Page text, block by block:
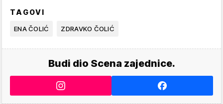
TAGOVI
ENA ČOLIĆ ZDRAVKO ČOLIĆ
Budi dio Scena zajednice.